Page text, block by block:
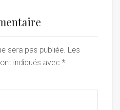
sera pas publiée. Les
indiqués avec *